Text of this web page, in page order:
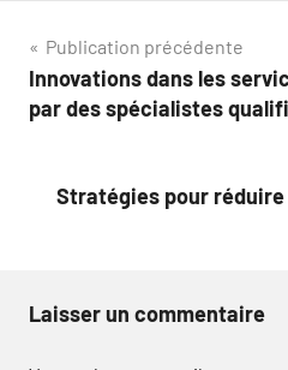
Navigation
de
Publication précédente
Innovations dans les
par des spécialistes
Stratégies pour réduire
Laisser un commentaire